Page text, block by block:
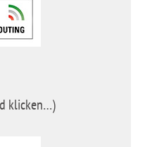
klicken…)